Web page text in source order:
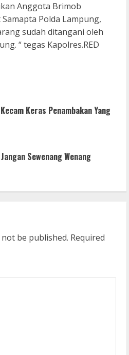
Anggota Brimob
Polda Lampung,
sudah ditangani oleh
“ tegas Kapolres.RED
Keras Penambakan Yang
Sewenang Wenang
be published. Required